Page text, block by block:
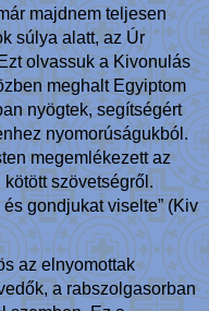
majdnem teljesen
súlya alatt, az Úr
olvassuk a Kivonulás
meghalt Egyiptom
nyögtek, segítségért
nyomorúságukból.
megemlékezett az
szövetségről.
gondjukat viselte” (Kiv
az elnyomottak
a rabszolgasorban